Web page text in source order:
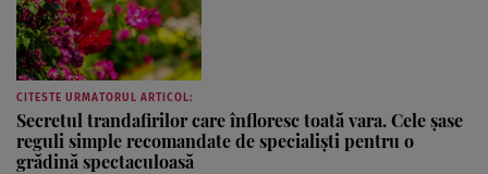
CITESTE URMATORUL ARTICOL:
Secretul trandafirilor care înfloresc toată vara. Cele șase
reguli simple recomandate de specialiști pentru o
grădină spectaculoasă